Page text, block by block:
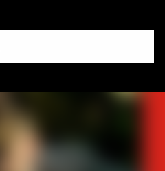
υπόγειο 124τ.μ